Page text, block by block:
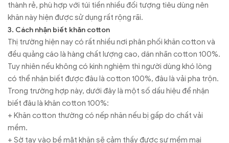
thành rẻ, phù hợp với túi tiền nhiều đối tượng tiêu dùng nên
khăn này hiện được sử dụng rất rộng rãi.
3. Cách nhận biết khăn cotton
Thị trường hiện nay có rất nhiều nơi phân phối khăn cotton và
đều quảng cáo là hàng chất lượng cao, dán nhãn cotton 100%.
Tuy nhiên nếu không có kinh nghiệm thì người dùng khó lòng
có thể nhận biết được đâu là cotton 100%, đâu là vải pha trộn.
Trong trường hợp này, dưới đây là một số dấu hiệu để nhận
biết đâu là khăn cotton 100%:
+ Khăn cotton thường có nếp nhăn nếu bị gấp do chất vải
mềm.
+ Sờ tay vào bề mặt khăn sẽ cảm thấy được sự mềm mại